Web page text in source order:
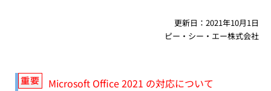
更新日：2021年10月1日
ピー・シー・エー株式会社
Microsoft Office 2021 の対応について